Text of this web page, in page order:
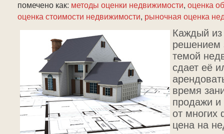
помечено как: методы оценки недвижимости, оценка
оценка стоимости недвижимости, рыночная оценка
Каждый из
решением
темой
сдает её
время
продажи и
от многих
цена на